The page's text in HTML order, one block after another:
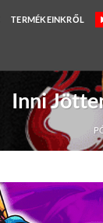
TERMÉKEINKRŐL
Inni